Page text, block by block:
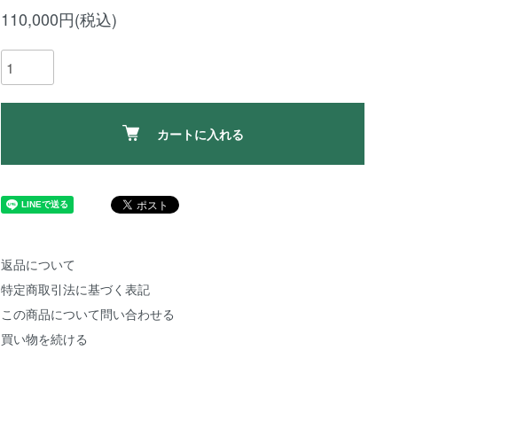
110,000円(税込)
カートに入れる
返品について
特定商取引法に基づく表記
この商品について問い合わせる
買い物を続ける